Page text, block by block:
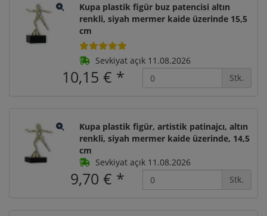
Kupa plastik figür buz patencisi altın
renkli, siyah mermer kaide üzerinde 15,5
cm
Sevkiyat açık 11.08.2026
10,15 € * Stk.
Kupa plastik figür, artistik patinajcı, altın
renkli, siyah mermer kaide üzerinde, 14,5
cm
Sevkiyat açık 11.08.2026
9,70 € * Stk.